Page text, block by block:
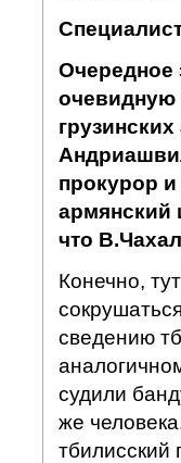
Очередное
очевидную
прокурор и
армянский
что
Конечно,
сведению
судили
же
тбилисский